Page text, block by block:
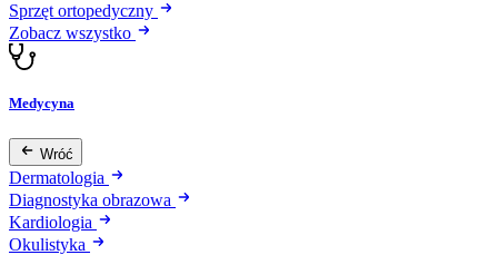
Sprzęt ortopedyczny
Zobacz wszystko
Medycyna
Wróć
Dermatologia
Diagnostyka obrazowa
Kardiologia
Okulistyka